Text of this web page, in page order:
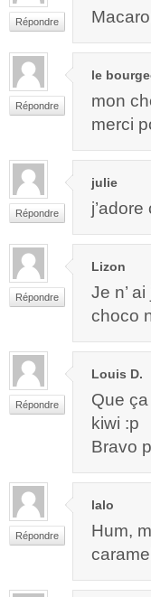
Répondre
Répondre
le
mon
merci
Répondre
julie
Répondre
Lizon
Je n’
choco
Répondre
Louis D.
Que
kiwi :p
Bravo
Répondre
lalo
Hum,